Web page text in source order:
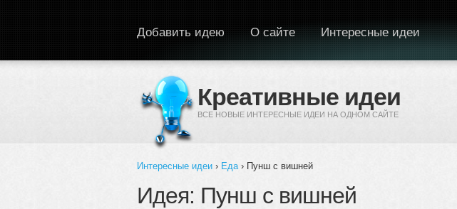
Креативные идеи
ВСЕ НОВЫЕ ИНТЕРЕСНЫЕ ИДЕИ НА ОДНОМ САЙТЕ
Добавить идею О сайте Интересные идеи
Вы здесь
Интересные идеи › Еда› Пунш с вишней
Идея: Пунш с вишней